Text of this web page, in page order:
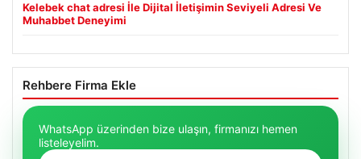
Kelebek chat adresi İle Dijital İletişimin Seviyeli Adresi Ve
Muhabbet Deneyimi
Rehbere Firma Ekle
WhatsApp üzerinden bize ulaşın, firmanızı hemen
listeleyelim.